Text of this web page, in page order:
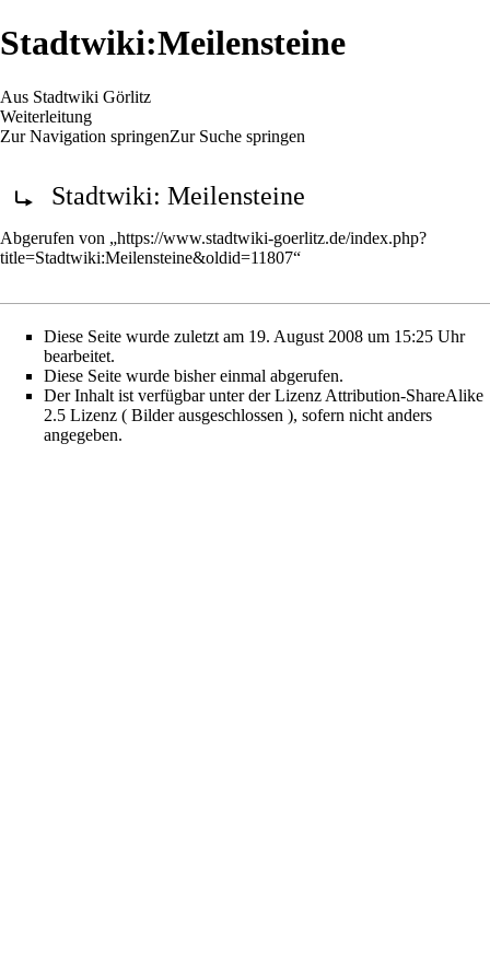
Stadtwiki:Meilensteine
Aus Stadtwiki Görlitz
Weiterleitung
Zur Navigation springenZur Suche springen
Stadtwiki: Meilensteine
Abgerufen von „https://www.stadtwiki-goerlitz.de/index.php?
title=Stadtwiki:Meilensteine&oldid=11807“
Diese Seite wurde zuletzt am 19. August 2008 um 15:25 Uhr
bearbeitet.
Diese Seite wurde bisher einmal abgerufen.
Der Inhalt ist verfügbar unter der Lizenz Attribution-ShareAlike
2.5 Lizenz ( Bilder ausgeschlossen ), sofern nicht anders
angegeben.